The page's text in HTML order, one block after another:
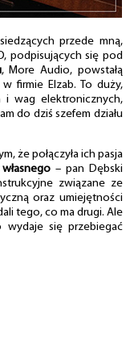
przede mną,
podpisujących się pod
, More Audio, powstałą
firmie Elzab. To duży,
i wag elektronicznych,
do dziś szefem działu
że połączyła ich pasja
– pan Dębski
związane ze
oraz umiejętności
tego, co ma drugi. Ale
wydaje się przebiegać